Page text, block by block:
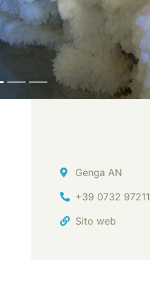
Indirizzo
Genga AN
Tel.
+39 0732 97211
Sito web